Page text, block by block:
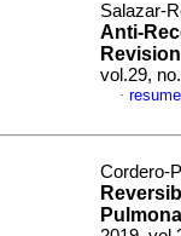
Salazar-
Anti-
vol.29,
·
Cordero-